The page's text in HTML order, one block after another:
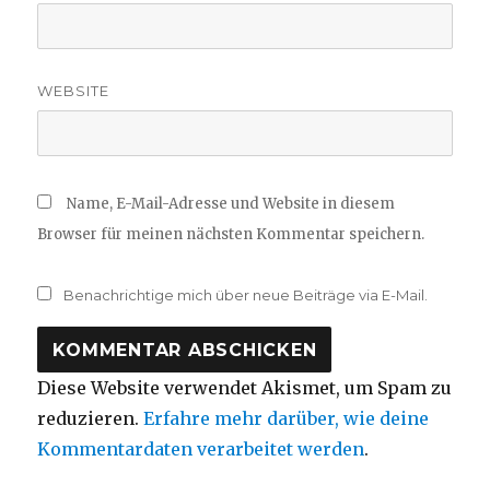
WEBSITE
Name, E-Mail-Adresse und Website in diesem
Browser für meinen nächsten Kommentar speichern.
Benachrichtige mich über neue Beiträge via E-Mail.
Diese Website verwendet Akismet, um Spam zu
reduzieren.Erfahre mehr darüber, wie deine
Kommentardaten verarbeitet werden.